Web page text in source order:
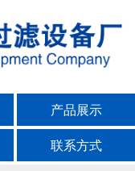
产品展示
联系方式